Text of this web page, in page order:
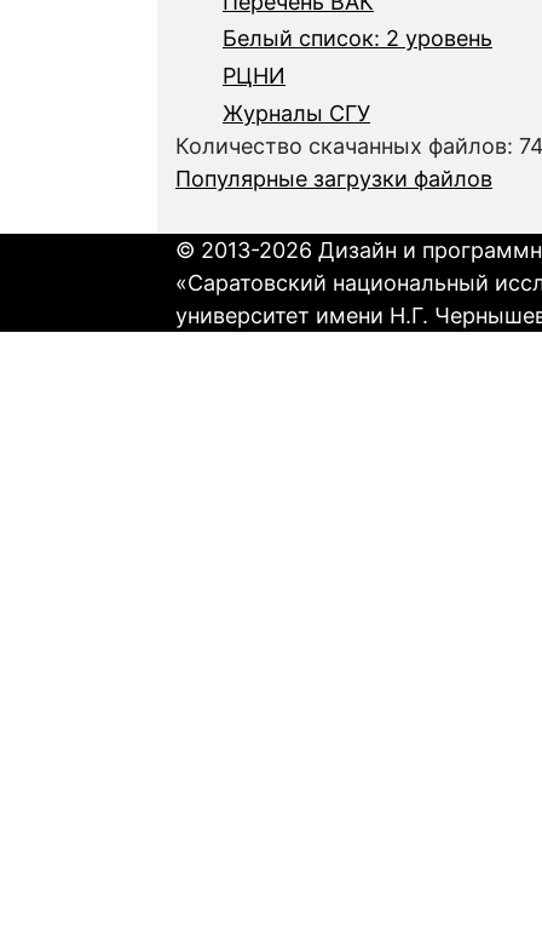
Белый список: 2 уровень
РЦНИ
Журналы СГУ
Количество скачанных файлов:
Популярные загрузки файлов
© 2013-2026 Дизайн и
«Саратовский национальный
университет имени Н.Г.